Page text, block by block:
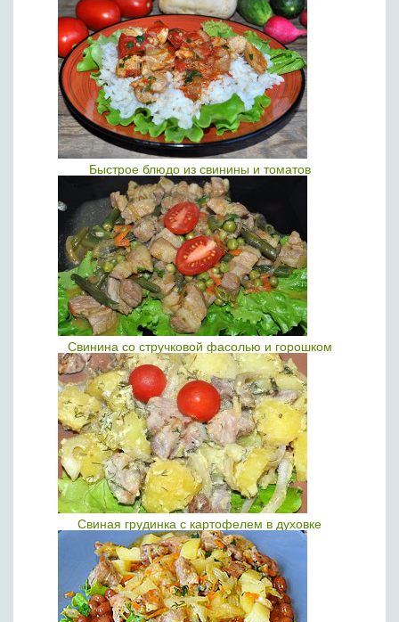
Быстрое блюдо из свинины и томатов
Свинина со стручковой фасолью и горошком
Свиная грудинка с картофелем в духовке